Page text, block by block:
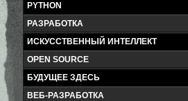
PYTHON
РАЗРАБОТКА
ИСКУССТВЕННЫЙ ИНТЕЛЛЕКТ
OPEN SOURCE
БУДУЩЕЕ ЗДЕСЬ
ВЕБ-РАЗРАБОТКА